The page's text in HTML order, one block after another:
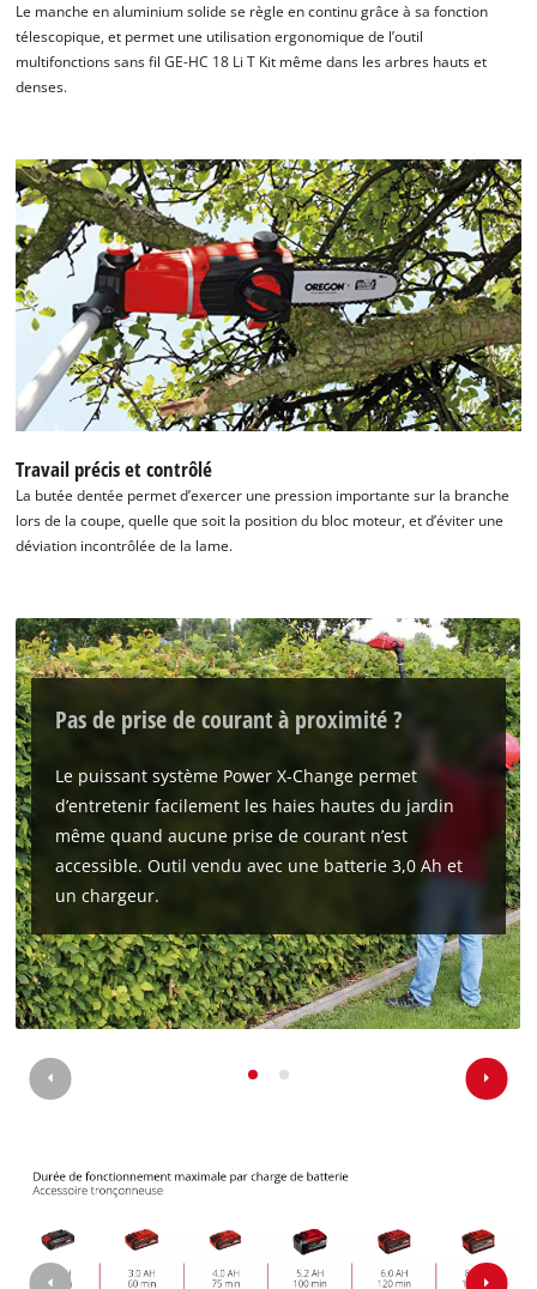
Nous avons besoin de votre accord pour
pouvoir charger Google Maps !
This content is not permitted to load due
to trackers that are not disclosed to the
visitor. The website owner needs to setup
the site with their CMP to add this content
to the list of technologies used.
Powered byUsercentrics Consent
Management Platform
Le manche en aluminium solide se règle en continu grâce à sa fonction
télescopique, et permet une utilisation ergonomique de l’outil
multifonctions sans fil GE-HC 18 Li T Kit même dans les arbres hauts et
denses.
Travail précis et contrôlé
La butée dentée permet d’exercer une pression importante sur la branche
lors de la coupe, quelle que soit la position du bloc moteur, et d’éviter une
déviation incontrôlée de la lame.
Pas de prise de courant à proximité ?
Le puissant système Power X-Change permet
d’entretenir facilement les haies hautes du jardin
même quand aucune prise de courant n’est
accessible. Outil vendu avec une batterie 3,0 Ah et
un chargeur.